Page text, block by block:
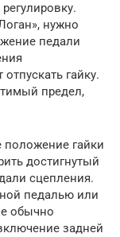
нужно
педали
гайку.
предел,
положение гайки
достигнутый
сцепления.
педалью или
обычно
задней